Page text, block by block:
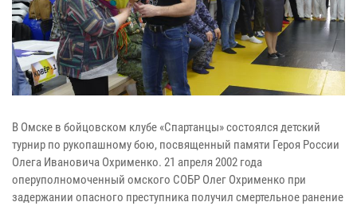
В Омске в бойцовском клубе «Спартанцы» состоялся детский
турнир по рукопашному бою, посвященный памяти Героя России
Олега Ивановича Охрименко. 21 апреля 2002 года
оперуполномоченный омского СОБР Олег Охрименко при
задержании опасного преступника получил смертельное ранение